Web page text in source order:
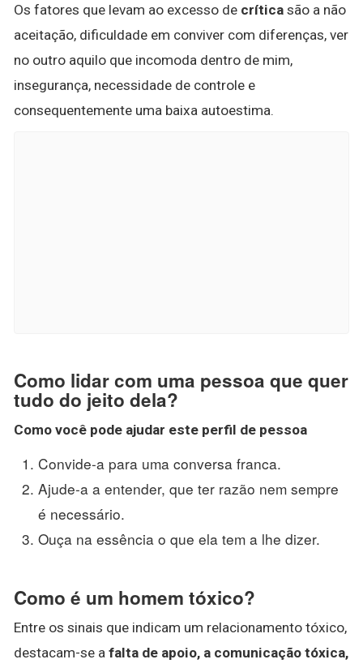
Os fatores que levam ao excesso de crítica são a não
aceitação, dificuldade em conviver com diferenças, ver
no outro aquilo que incomoda dentro de mim,
insegurança, necessidade de controle e
consequentemente uma baixa autoestima.
Como lidar com uma pessoa que quer
tudo do jeito dela?
Como você pode ajudar este perfil de pessoa
Convide-a para uma conversa franca.
Ajude-a a entender, que ter razão nem sempre
é necessário.
Ouça na essência o que ela tem a lhe dizer.
Como é um homem tóxico?
Entre os sinais que indicam um relacionamento tóxico,
destacam-se a falta de apoio, a comunicação tóxica,